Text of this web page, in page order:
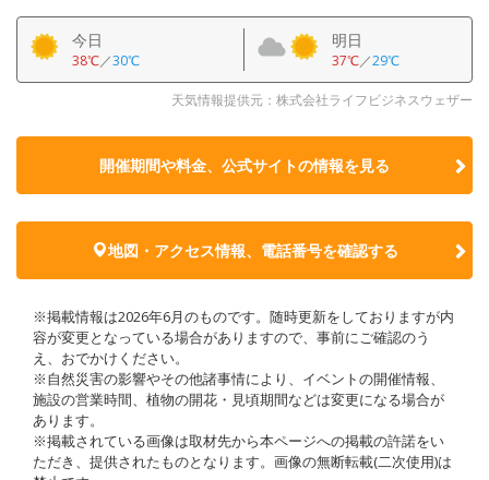
今日
38℃／30℃
明日
37℃／29℃
天気情報提供元：株式会社ライフビジネスウェザー
開催期間や料金、公式サイトの情報を見る
地図・アクセス情報、電話番号を確認する
※掲載情報は2026年6月のものです。随時更新をしておりますが内
容が変更となっている場合がありますので、事前にご確認のう
え、おでかけください。
※自然災害の影響やその他諸事情により、イベントの開催情報、
施設の営業時間、植物の開花・見頃期間などは変更になる場合が
あります。
※掲載されている画像は取材先から本ページへの掲載の許諾をい
ただき、提供されたものとなります。画像の無断転載(二次使用)は